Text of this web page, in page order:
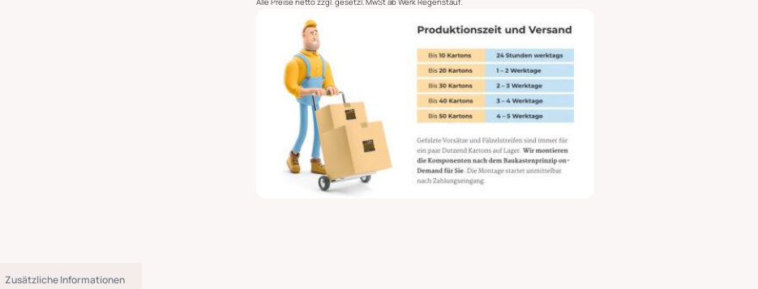
313x218
225
St./Karton
Menge
Zusätzliche Informationen